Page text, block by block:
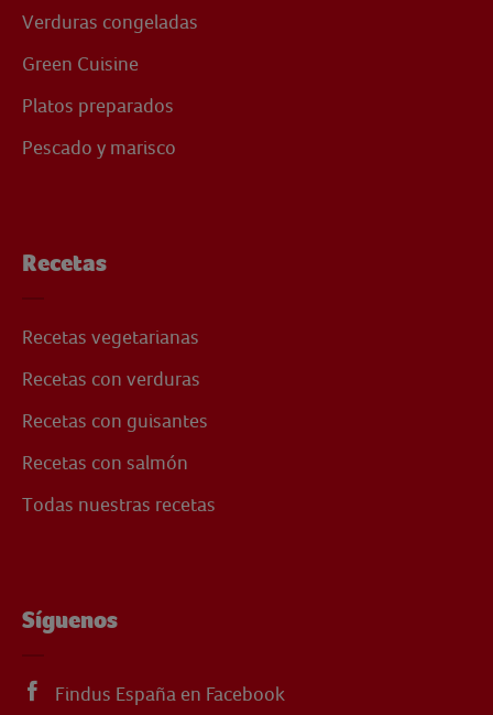
Verduras congeladas
Green Cuisine
Platos preparados
Pescado y marisco
Recetas
Recetas vegetarianas
Recetas con verduras
Recetas con guisantes
Recetas con salmón
Todas nuestras recetas
Síguenos
Findus España en Facebook